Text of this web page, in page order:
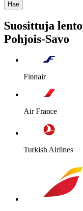
Hae
Suosittuja
Pohjois-Savo
Finnair
Air France
Turkish Airlines